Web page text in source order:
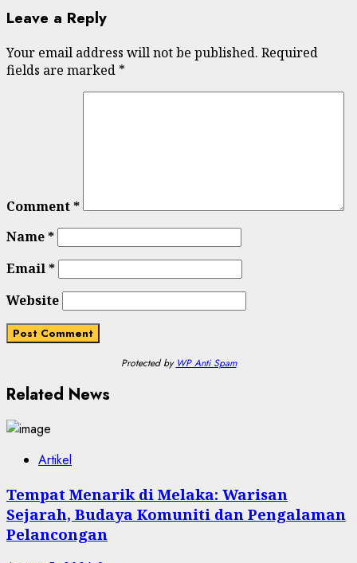
Leave a Reply
Your email address will not be published. Required
fields are marked *
Comment*
Name*
Email*
Website
Protected by WP Anti Spam
Related News
Artikel
Tempat Menarik di Melaka: Warisan
Sejarah, Budaya Komuniti dan Pengalaman
Pelancongan